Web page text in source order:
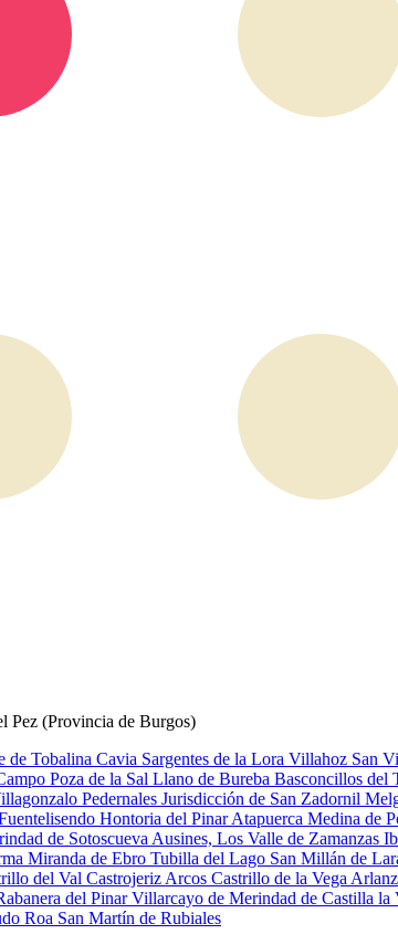
Pez (Provincia de Burgos)
de Tobalina Cavia Sargentes de la Lora Villahoz San
Poza de la Sal Llano de Bureba Basconcillos del
Pedernales Jurisdicción de San Zadornil
Hontoria del PinarAtapuerca Medina de
de Sotoscueva Ausines, Los Valle de Zamanzas
Miranda de Ebro Tubilla del Lago San Millán de
del Val Castrojeriz Arcos Castrillo de la Vega
del PinarVillarcayo de Merindad de Castilla la
Roa San Martín de Rubiales